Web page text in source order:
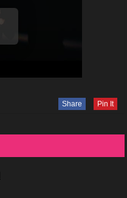
Share Pin It